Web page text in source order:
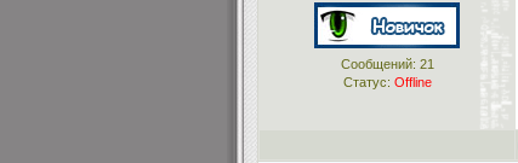
Сообщений: 21
Статус: Offline